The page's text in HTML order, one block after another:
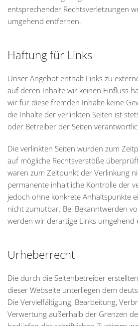
entsprechender Rechtsverletzungen
umgehend entfernen.
Haftung für Links
Unser Angebot enthält Links zu
auf deren Inhalte wir keinen Einfluss
wir für diese fremden Inhalte keine
die Inhalte der verlinkten Seiten ist
oder Betreiber der Seiten
Die verlinkten Seiten wurden zum
auf mögliche Rechtsverstöße
waren zum Zeitpunkt der Verlinkung
permanente inhaltliche Kontrolle der
jedoch ohne konkrete Anhaltspunkte
nicht zumutbar. Bei Bekanntwerden
werden wir derartige Links umgehend
Urheberrecht
Die durch die Seitenbetreiber
dieser Webseite unterliegen dem
Die Vervielfältigung, Bearbeitung,
Verwertung außerhalb der Grenzen